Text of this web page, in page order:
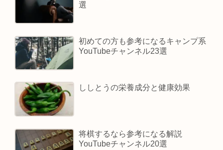
選
初めての方も参考になるキャンプ系
YouTubeチャンネル23選
ししとうの栄養成分と健康効果
将棋するなら参考になる解説
YouTubeチャンネル20選